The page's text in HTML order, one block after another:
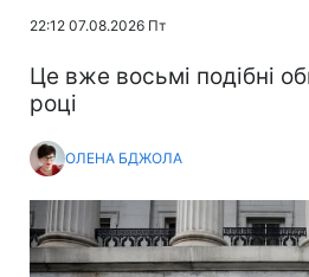
22:12 07.08.2026 Пт
Це вже восьмі подібні
році
ОЛЕНА БДЖОЛА